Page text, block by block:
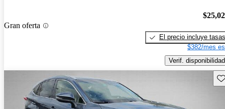
Gran oferta
El precio incluye tasas
$382/mes
Verif. disponibilidad